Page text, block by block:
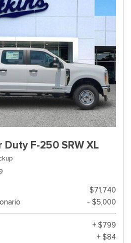
F-250 SRW XL
$71,740
- $5,000
+ $799
+ $84